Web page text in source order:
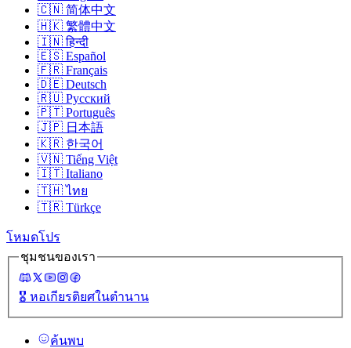
🇨🇳 简体中文
🇭🇰 繁體中文
🇮🇳 हिन्दी
🇪🇸 Español
🇫🇷 Français
🇩🇪 Deutsch
🇷🇺 Русский
🇵🇹 Português
🇯🇵 日本語
🇰🇷 한국어
🇻🇳 Tiếng Việt
🇮🇹 Italiano
🇹🇭 ไทย
🇹🇷 Türkçe
โหมดโปร
ชุมชนของเรา
🎖️ หอเกียรติยศในตํานาน
ค้นพบ